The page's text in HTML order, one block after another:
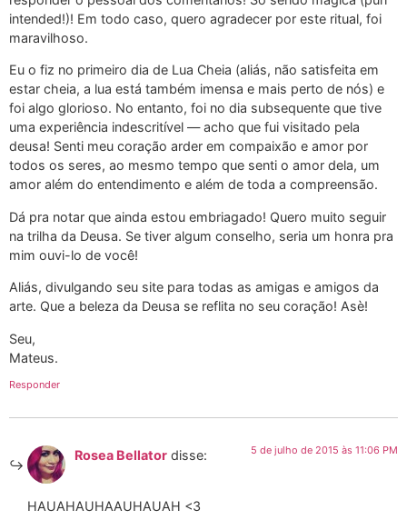
intended!)! Em todo caso, quero agradecer por este ritual, foi
maravilhoso.
Eu o fiz no primeiro dia de Lua Cheia (aliás, não satisfeita em
estar cheia, a lua está também imensa e mais perto de nós) e
foi algo glorioso. No entanto, foi no dia subsequente que tive
uma experiência indescritível — acho que fui visitado pela
deusa! Senti meu coração arder em compaixão e amor por
todos os seres, ao mesmo tempo que senti o amor dela, um
amor além do entendimento e além de toda a compreensão.
Dá pra notar que ainda estou embriagado! Quero muito seguir
na trilha da Deusa. Se tiver algum conselho, seria um honra pra
mim ouvi-lo de você!
Aliás, divulgando seu site para todas as amigas e amigos da
arte. Que a beleza da Deusa se reflita no seu coração! Asè!
Seu,
Mateus.
Responder
Rosea Bellator disse: 5 de julho de 2015 às 11:06 PM
HAUAHAUHAAUHAUAH <3